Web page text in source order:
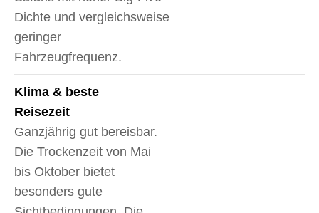
Dichte und vergleichsweise
geringer
Fahrzeugfrequenz.
Klima & beste
Reisezeit
Ganzjährig gut bereisbar.
Die Trockenzeit von Mai
bis Oktober bietet
besonders gute